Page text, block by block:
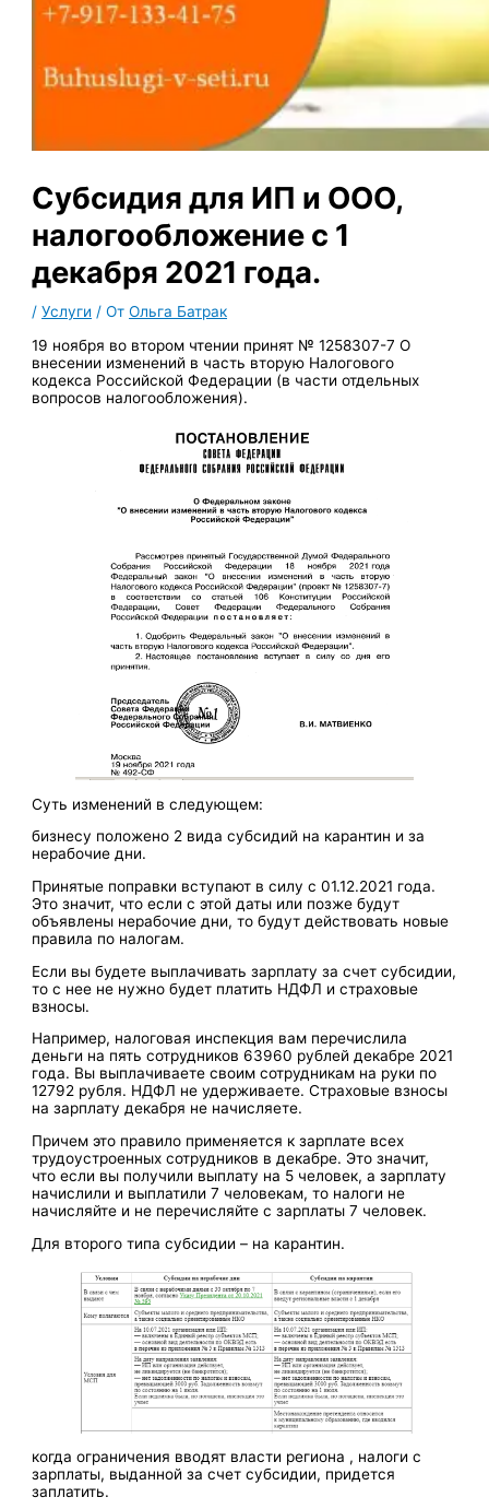
Субсидия для ИП и ООО,
налогообложение с 1
декабря 2021 года.
/Услуги / ОтОльга Батрак
19 ноября во втором чтении принят № 1258307-7 О
внесении изменений в часть вторую Налогового
кодекса Российской Федерации (в части отдельных
вопросов налогообложения).
Суть изменений в следующем:
бизнесу положено 2 вида субсидий на карантин и за
нерабочие дни.
Принятые поправки вступают в силу с 01.12.2021 года.
Это значит, что если с этой даты или позже будут
объявлены нерабочие дни, то будут действовать новые
правила по налогам.
Если вы будете выплачивать зарплату за счет субсидии,
то с нее не нужно будет платить НДФЛ и страховые
взносы.
Например, налоговая инспекция вам перечислила
деньги на пять сотрудников 63960 рублей декабре 2021
года. Вы выплачиваете своим сотрудникам на руки по
12792 рубля. НДФЛ не удерживаете. Страховые взносы
на зарплату декабря не начисляете.
Причем это правило применяется к зарплате всех
трудоустроенных сотрудников в декабре. Это значит,
что если вы получили выплату на 5 человек, а зарплату
начислили и выплатили 7 человекам, то налоги не
начисляйте и не перечисляйте с зарплаты 7 человек.
Для второго типа субсидии – на карантин.
когда ограничения вводят власти региона , налоги с
зарплаты, выданной за счет субсидии, придется
заплатить.